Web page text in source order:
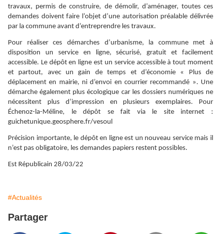
travaux, permis de construire, de démolir, d’aménager, toutes ces
demandes doivent faire l’objet d’une autorisation préalable délivrée
par la commune avant d’entreprendre les travaux.
Pour réaliser ces démarches d’urbanisme, la commune met à
disposition un service en ligne, sécurisé, gratuit et facilement
accessible. Le dépôt en ligne est un service accessible à tout moment
et partout, avec un gain de temps et d’économie « Plus de
déplacement en mairie, ni d’envoi en courrier recommandé ». Une
démarche également plus écologique car les dossiers numériques ne
nécessitent plus d’impression en plusieurs exemplaires. Pour
Échenoz-la-Méline, le dépôt se fait via le site internet :
guichetunique.geosphere.fr/vesoul
Précision importante, le dépôt en ligne est un nouveau service mais il
n’est pas obligatoire, les demandes papiers restent possibles.
Est Républicain 28/03/22
#Actualités
Partager